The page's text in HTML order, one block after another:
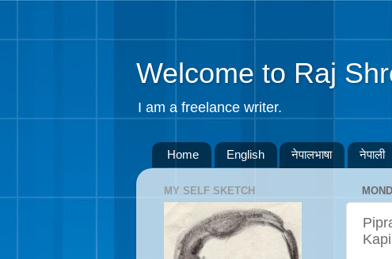
Welcome to Raj
I am a freelance writer.
Home English नेपालभाषा नेपाली
MY SELF SKETCH